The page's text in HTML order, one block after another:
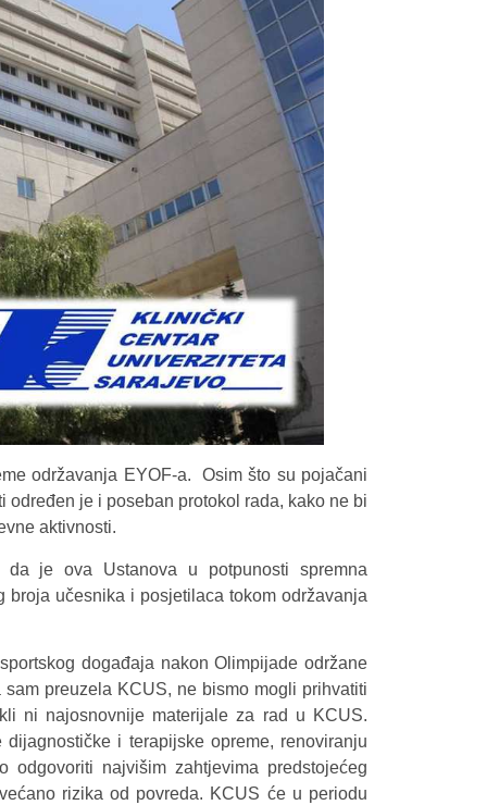
održavanja EYOF-a. Osim što su pojačani
je i poseban protokol rada, kako ne bi
aktivnosti.
da je ova Ustanova u potpunosti spremna
učesnika i posjetilaca tokom održavanja
događaja nakon Olimpijade održane
preuzela KCUS, ne bismo mogli prihvatiti
ni najosnovnije materijale za rad u KCUS.
i terapijske opreme, renoviranju
najvišim zahtjevima predstojećeg
rizika od povreda. KCUS će u periodu